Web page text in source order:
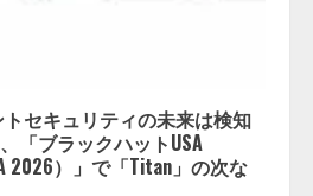
セキュリティの未来は検知
「ブラックハットUSA
2026）」で「Titan」の次な